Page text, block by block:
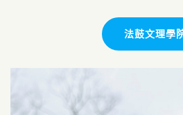
法鼓文理學